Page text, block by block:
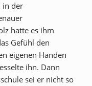
in der
hatte es ihm
Gefühl den
eigenen Händen
ihn. Dann
sei er nicht so